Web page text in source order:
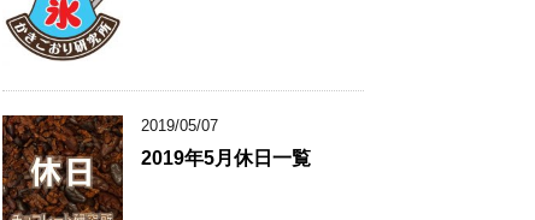
2019/05/07
2019年5月休日一覧